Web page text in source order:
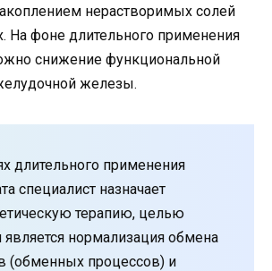
нерастворимых солей
На фоне длительного применения
снижение функциональной
железы.
длительного применения
специалист назначает
терапию, целью
является нормализация обмена
(обменных процессов) и